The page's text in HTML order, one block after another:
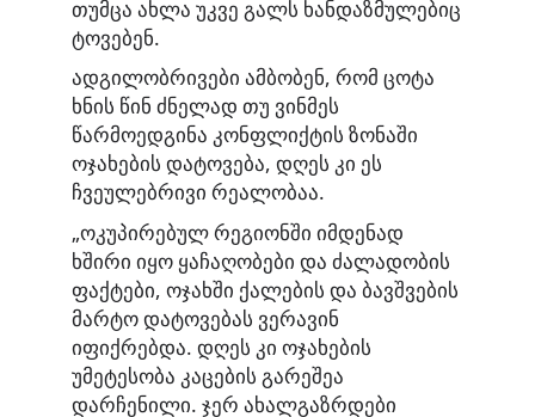
თუმცა ახლა უკვე გალს ხანდაზმულებიც
ტოვებენ.
ადგილობრივები ამბობენ, რომ ცოტა
ხნის წინ ძნელად თუ ვინმეს
წარმოედგინა კონფლიქტის ზონაში
ოჯახების დატოვება, დღეს კი ეს
ჩვეულებრივი რეალობაა.
„ოკუპირებულ რეგიონში იმდენად
ხშირი იყო ყაჩაღობები და ძალადობის
ფაქტები, ოჯახში ქალების და ბავშვების
მარტო დატოვებას ვერავინ
იფიქრებდა. დღეს კი ოჯახების
უმეტესობა კაცების გარეშეა
დარჩენილი. ჯერ ახალგაზრდები